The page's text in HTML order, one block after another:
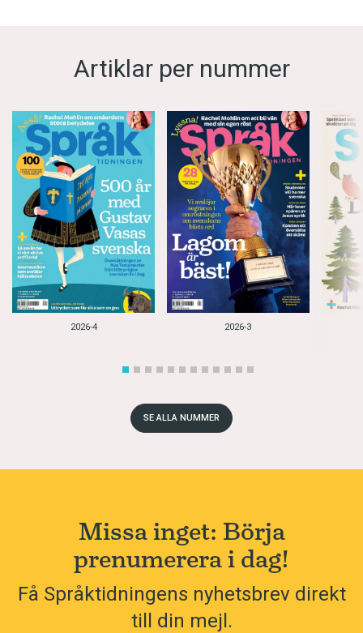
Artiklar per nummer
2026-4 2026-3
SE ALLA NUMMER
Missa inget: Börja
prenumerera i dag!
Få Språktidningens nyhetsbrev direkt
till din mejl.